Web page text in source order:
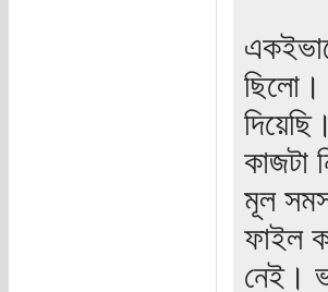
ছিলো।
কাজটা
মূল
ফাইল
নেই।